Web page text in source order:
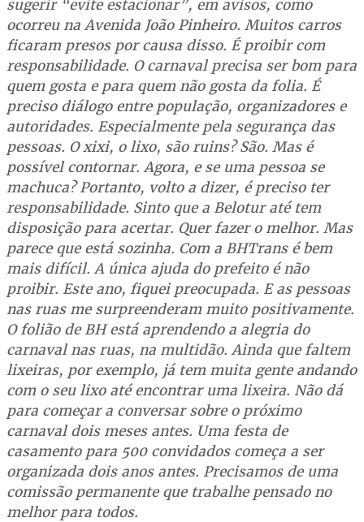
sugerir “evite estacionar”, em avisos, como
ocorreu na Avenida João Pinheiro. Muitos carros
ficaram presos por causa disso. É proibir com
responsabilidade. O carnaval precisa ser bom para
quem gosta e para quem não gosta da folia. É
preciso diálogo entre população, organizadores e
autoridades. Especialmente pela segurança das
pessoas. O xixi, o lixo, são ruins? São. Mas é
possível contornar. Agora, e se uma pessoa se
machuca? Portanto, volto a dizer, é preciso ter
responsabilidade. Sinto que a Belotur até tem
disposição para acertar. Quer fazer o melhor. Mas
parece que está sozinha. Com a BHTrans é bem
mais difícil. A única ajuda do prefeito é não
proibir. Este ano, fiquei preocupada. E as pessoas
nas ruas me surpreenderam muito positivamente.
O folião de BH está aprendendo a alegria do
carnaval nas ruas, na multidão. Ainda que faltem
lixeiras, por exemplo, já tem muita gente andando
com o seu lixo até encontrar uma lixeira. Não dá
para começar a conversar sobre o próximo
carnaval dois meses antes. Uma festa de
casamento para 500 convidados começa a ser
organizada dois anos antes. Precisamos de uma
comissão permanente que trabalhe pensado no
melhor para todos.